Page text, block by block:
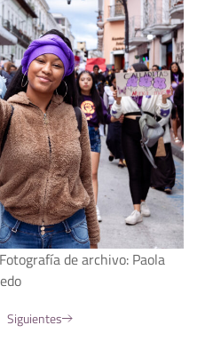
de archivo: Paola
Siguientes